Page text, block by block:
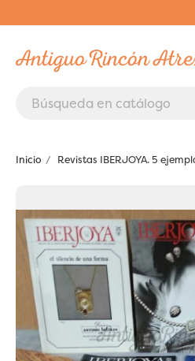
Inicio Revistas IBERJOYA. 5